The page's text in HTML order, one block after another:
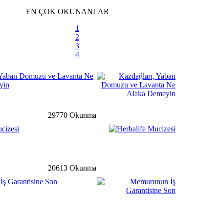
Yardımına Dönüşüyor
detay ›
El-Bab’a mektup
detay ›
EN ÇOK OKUNANLAR
1
2
3
4
Domuzu ve Lavanta Ne
29770 Okunma
20613 Okunma
Garantisine Son